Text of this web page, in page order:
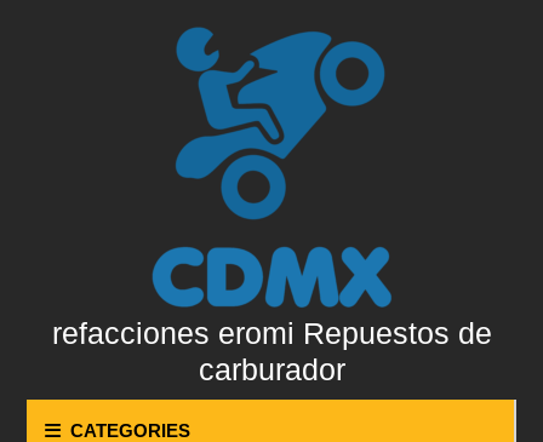
refacciones eromi Repuestos de
carburador
CATEGORIES